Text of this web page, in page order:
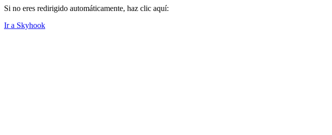
Si no eres redirigido automáticamente, haz clic aquí:
Ir a Skyhook